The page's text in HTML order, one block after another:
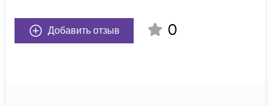
Добавить отзыв 0